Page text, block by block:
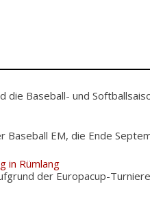
die Baseball- und
Baseball EM, die Ende
in Rümlang
der Europacup-